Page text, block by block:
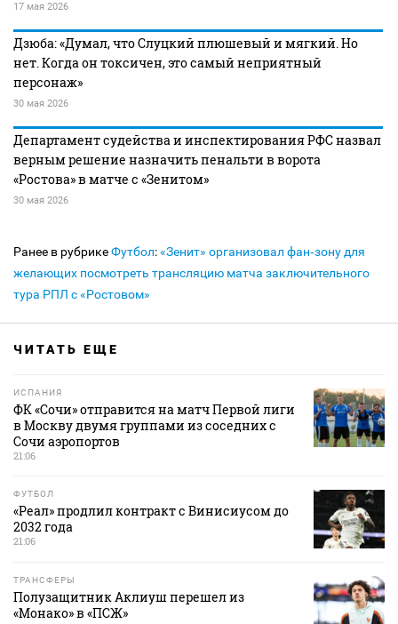
17 мая 2026
Дзюба: «Думал, что Слуцкий плюшевый и мягкий. Но
нет. Когда он токсичен, это самый неприятный
персонаж»
30 мая 2026
Департамент судейства и инспектирования РФС назвал
верным решение назначить пенальти в ворота
«Ростова» в матче с «Зенитом»
30 мая 2026
Ранее в рубрикеФутбол:«Зенит» организовал фан‑зону для
желающих посмотреть трансляцию матча заключительного
тура РПЛ с «Ростовом»
ЧИТАТЬ ЕЩЕ
ИСПАНИЯ
ФК «Сочи» отправится на матч Первой лиги
в Москву двумя группами из соседних с
Сочи аэропортов
21:06
ФУТБОЛ
«Реал» продлил контракт с Винисиусом до
2032 года
21:06
ТРАНСФЕРЫ
Полузащитник Аклиуш перешел из
«Монако» в «ПСЖ»